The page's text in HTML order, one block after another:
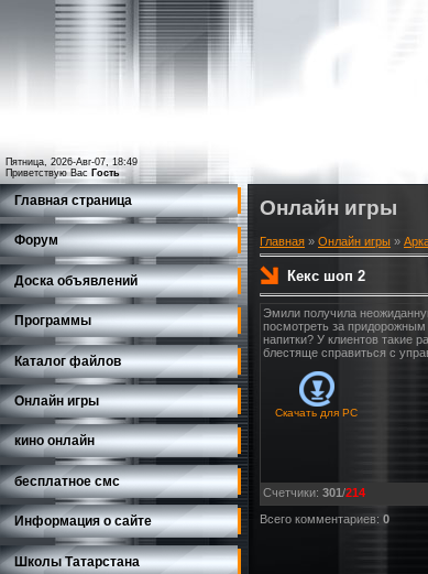
Пятница, 2026-Авг-07, 18:49
Приветствую Вас Гость
Главная страница
Форум
Доска объявлений
Программы
Каталог файлов
Онлайн игры
кино онлайн
бесплатное смс
Информация о сайте
Школы Татарстана
Онлайн игры
Главная » Онлайн игры »
Кекс шоп 2
Эмили получила
посмотреть за придорожным
напитки? У клиентов такие
блестяще справиться с
Скачать для PC
Счетчики: 301/214
Всего комментариев: 0